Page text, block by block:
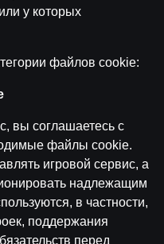
у которых
файлов cookie:
вы соглашаетесь с
файлы cookie.
игровой сервис, а
надлежащим
в частности,
поддержания
перед